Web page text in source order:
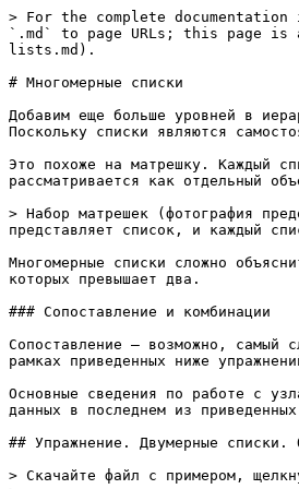
> For the complete documentation index, see [llms.txt](https://primer2.dynamobim.org/llms.txt). Markdown versions of documentation pages are available by appending `.md` to page URLs; this page is available as [Markdown](https://primer2.dynamobim.org/ru/5_essential_nodes_and_concepts/5-4_designing-with-lists/4-n-dimensional-lists.md).

# Многомерные списки

Добавим еще больше уровней в иерархию и углубимся в нашу кроличью нору. Структура данных может быть гораздо более объемной, чем простой двумерный список списков. Поскольку списки являются самостоятельными элементами в Dynamo, мы можем создать данные с практически неограниченным количеством измерений.

Это похоже на матрешку. Каждый список можно рассматривать как один контейнер, который содержит несколько элементов. Каждый список обладает собственными свойствами и рассматривается как отдельный объект.

> Набор матрешек (фотография предоставлена [Zeta](https://www.flickr.com/photos/beppezizzi/145493363)) является аналогией многомерных списков. Каждый слой представляет список, и каждый список содержит элементы. В Dynamo каждый контейнер может содержать несколько контейнеров (представляющих элементы каждого списка).

Многомерные списки сложно объяснить визуально, но в данном разделе есть несколько упражнений, которые помогут вам разобраться в работе со списками, число измерений которых превышает два.

### Сопоставление и комбинации

Сопоставление — возможно, самый сложный аспект управления данными в Dynamo, особенно когда речь идет о сложных иерархических структурах, состоящих из списков. В рамках приведенных ниже упражнений мы рассмотрим случаи, в которых следует использовать сопоставление и комбинации при работе с многомерными данными.

Основные сведения по работе с узлами **List.Map** и **List.Combine** можно найти в предыдущем разделе. Эти узлы будут использованы для работы со сложной структурой данных в последнем из приведенных ниже упражнений.

## Упражнение. Двумерные списки. Основы